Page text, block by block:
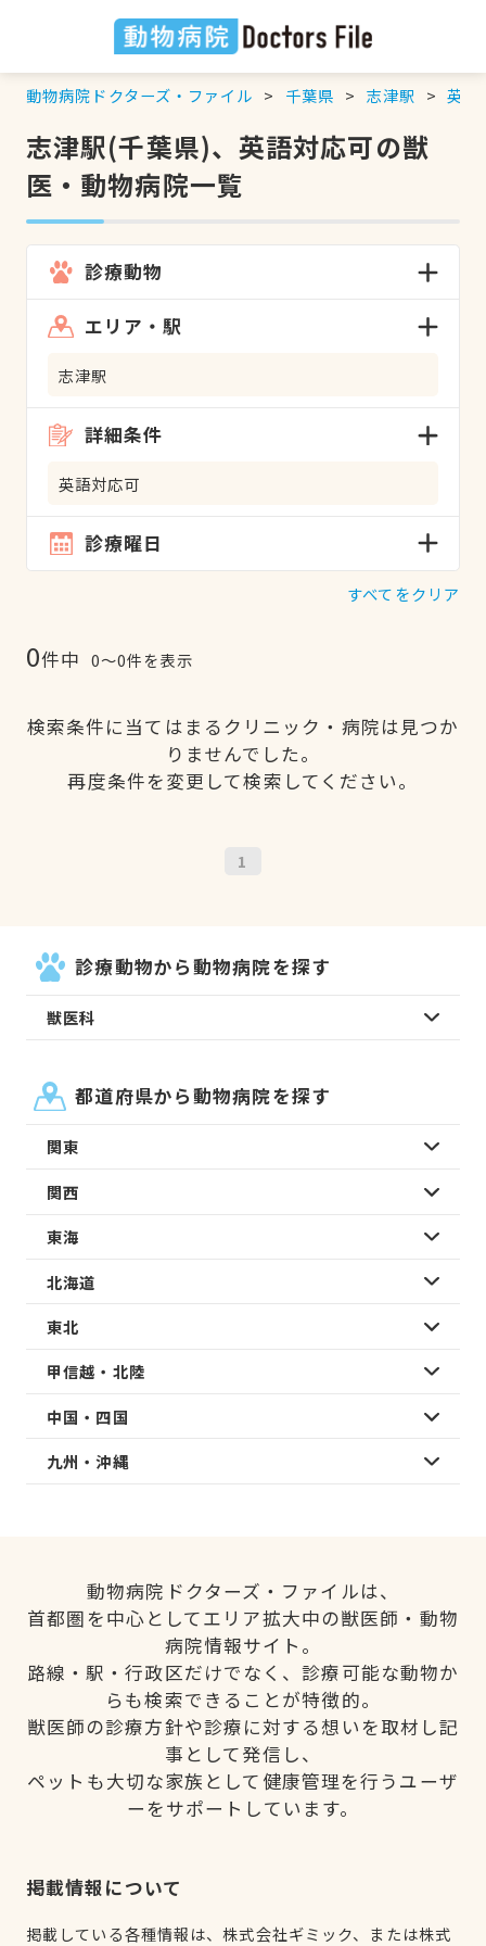
動物病院ドクターズ・ファイル 千葉県 志津駅 英語
志津駅(千葉県)、英語対応可の獣
医・動物病院一覧
診療動物
エリア・駅
志津駅
詳細条件
英語対応可
診療曜日
すべてをクリア
0件中 0〜0件を表示
検索条件に当てはまるクリニック・病院は見つか
りませんでした。
再度条件を変更して検索してください。
1
診療動物から動物病院を探す
獣医科
都道府県から動物病院を探す
関東
関西
東海
北海道
東北
甲信越・北陸
中国・四国
九州・沖縄
動物病院ドクターズ・ファイルは、
首都圏を中心としてエリア拡大中の獣医師・動物
病院情報サイト。
路線・駅・行政区だけでなく、診療可能な動物か
らも検索できることが特徴的。
獣医師の診療方針や診療に対する想いを取材し記
事として発信し、
ペットも大切な家族として健康管理を行うユーザ
ーをサポートしています。
掲載情報について
掲載している各種情報は、株式会社ギミック、または株式